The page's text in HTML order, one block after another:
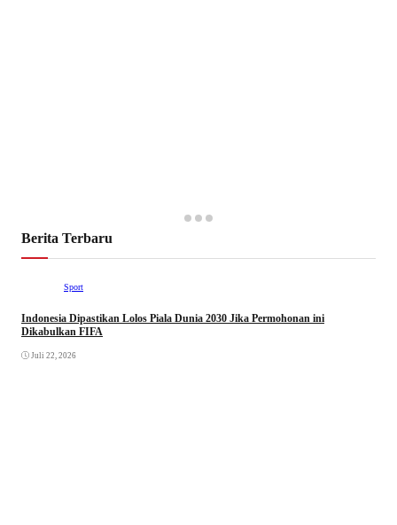
Berita Terbaru
Sport
Indonesia Dipastikan Lolos Piala Dunia 2030 Jika Permohonan ini
Dikabulkan FIFA
Juli 22, 2026